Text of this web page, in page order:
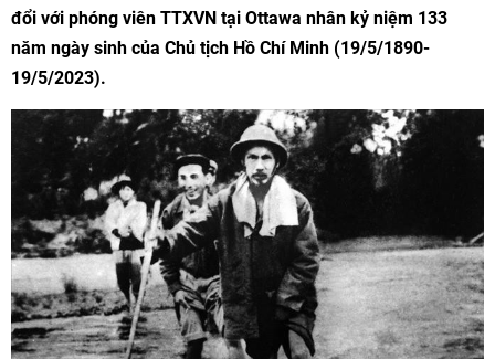
đổi với phóng viên TTXVN tại Ottawa nhân kỷ niệm 133
năm ngày sinh của Chủ tịch Hồ Chí Minh (19/5/1890-
19/5/2023).